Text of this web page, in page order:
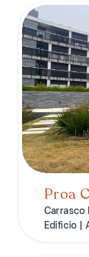
Proa
Carrasco
Edificio |